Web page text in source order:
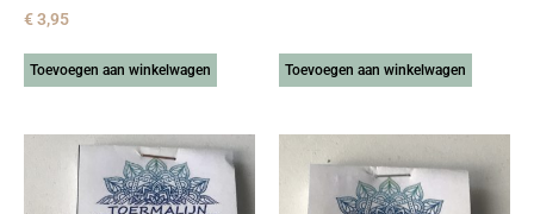
€3,95
Toevoegen aan winkelwagen Toevoegen aan winkelwagen